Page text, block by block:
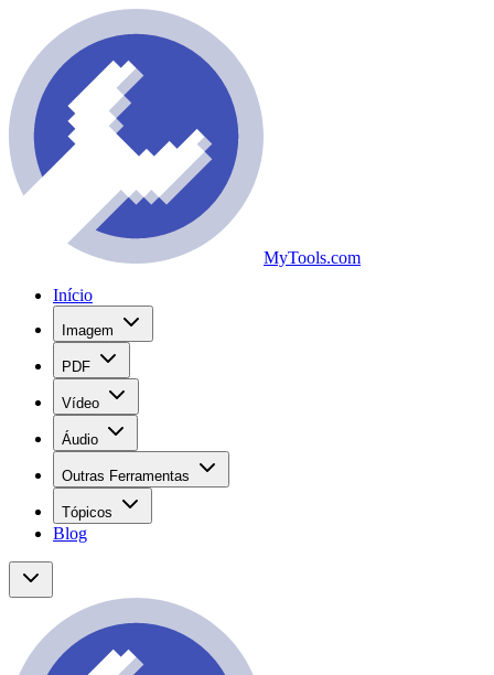
MyTools.com
Início
Imagem
PDF
Vídeo
Áudio
Outras Ferramentas
Tópicos
Blog